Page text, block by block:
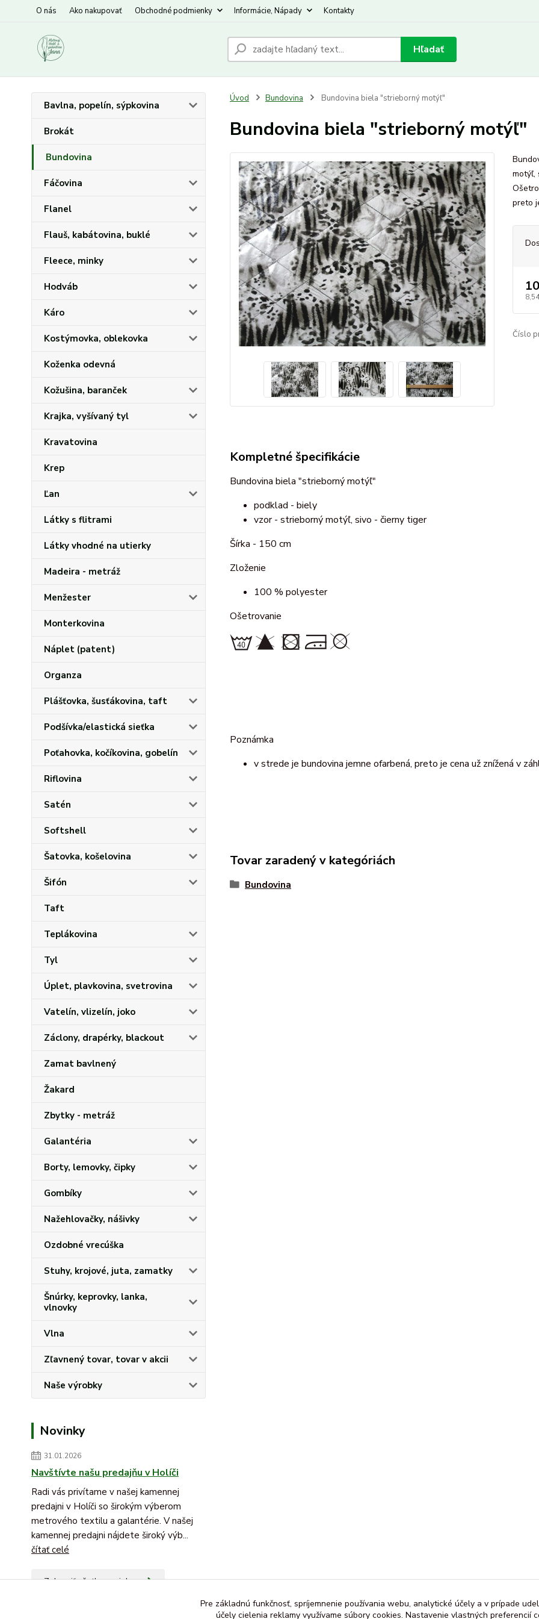
O nás Ako nakupovať Obchodné podmienky Informácie, Nápady Kontakty
Hľadať
Bavlna, popelín, sýpkovina
Brokát
Bundovina
Fáčovina
Flanel
Flauš, kabátovina, buklé
Fleece, minky
Hodváb
Káro
Kostýmovka, oblekovka
Koženka odevná
Kožušina, baranček
Krajka, vyšívaný tyl
Kravatovina
Krep
Ľan
Látky s flitrami
Látky vhodné na utierky
Madeira - metráž
Menžester
Monterkovina
Náplet (patent)
Organza
Plášťovka, šusťákovina, taft
Podšívka/elastická sieťka
Poťahovka, kočíkovina, gobelín
Riflovina
Satén
Softshell
Šatovka, košelovina
Šifón
Taft
Teplákovina
Tyl
Úplet, plavkovina, svetrovina
Vatelín, vlizelín, joko
Záclony, drapérky, blackout
Zamat bavlnený
Žakard
Zbytky - metráž
Galantéria
Borty, lemovky, čipky
Gombíky
Nažehlovačky, nášivky
Ozdobné vrecúška
Stuhy, krojové, juta, zamatky
Šnúrky, keprovky, lanka,
vlnovky
Vlna
Zľavnený tovar, tovar v akcii
Naše výrobky
Novinky
31.01.2026
Navštívte našu predajňu v Holíči
Radi vás privítame v našej kamennej
predajni v Holíči so širokým výberom
metrového textilu a galantérie. V našej
kamennej predajni nájdete široký výb...
čítať celé
Zobraziť všetky novinky
Úvod Bundovina Bundovina biela "strieborný motýľ"
Bundovina biela "strieborný motýľ"
motýľ,
preto
Číslo
Kompletné špecifikácie
Bundovina biela "strieborný motýľ"
podklad - biely
vzor - strieborný motýľ, sivo - čierny tiger
Šírka - 150 cm
Zloženie
100 % polyester
Ošetrovanie
Poznámka
v strede je bundovina jemne ofarbená, preto je cena už znížená v
Tovar zaradený v kategóriách
Bundovina
Pre základnú funkčnosť, spríjemnenie používania webu, analytické účely a v prípade
účely cielenia reklamy využívame súbory cookies. Nastavenie vlastných preferencií